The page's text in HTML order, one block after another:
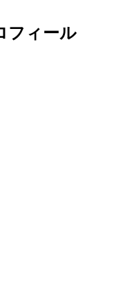
フィール